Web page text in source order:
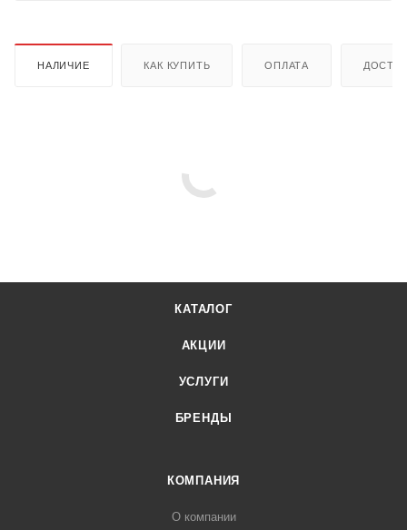
НАЛИЧИЕ КАК КУПИТЬ ОПЛАТА
КАТАЛОГ
АКЦИИ
УСЛУГИ
БРЕНДЫ
КОМПАНИЯ
О компании